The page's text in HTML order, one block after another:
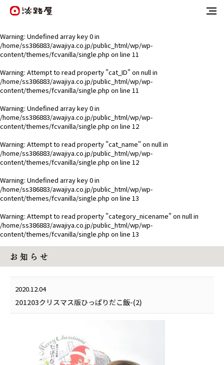
Warning: Undefined array key 0 in
/home/ss386883/awajiya.co.jp/public_html/wp/wp-
content/themes/fcvanilla/single.php on line 11
Warning: Attempt to read property "cat_ID" on null in
/home/ss386883/awajiya.co.jp/public_html/wp/wp-
content/themes/fcvanilla/single.php on line 11
Warning: Undefined array key 0 in
/home/ss386883/awajiya.co.jp/public_html/wp/wp-
content/themes/fcvanilla/single.php on line 12
Warning: Attempt to read property "cat_name" on null in
/home/ss386883/awajiya.co.jp/public_html/wp/wp-
content/themes/fcvanilla/single.php on line 12
Warning: Undefined array key 0 in
/home/ss386883/awajiya.co.jp/public_html/wp/wp-
content/themes/fcvanilla/single.php on line 13
Warning: Attempt to read property "category_nicename" on null in
/home/ss386883/awajiya.co.jp/public_html/wp/wp-
content/themes/fcvanilla/single.php on line 13
お 知 ら せ
2020.12.04
201203クリスマス版ひっぱりだこ飯-(2)